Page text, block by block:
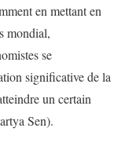
en mettant en
mondial,
se
significative de la
un certain
Sen).